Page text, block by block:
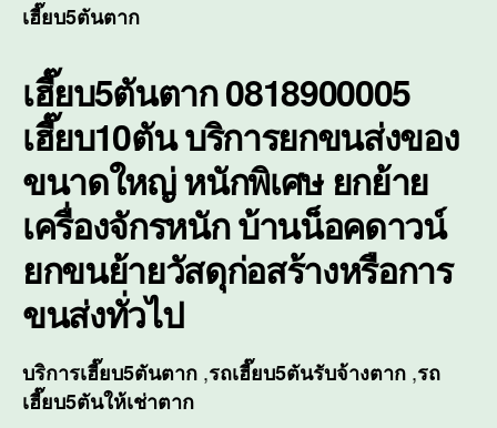
เฮี๊ยบ5ตันตาก
เฮี๊ยบ5ตันตาก 0818900005
เฮี๊ยบ10ตัน บริการยกขนส่งของ
ขนาดใหญ่ หนักพิเศษ ยกย้าย
เครื่องจักรหนัก บ้านน็อคดาวน์
ยกขนย้ายวัสดุก่อสร้างหรือการ
ขนส่งทั่วไป
บริการเฮี๊ยบ5ตันตาก ,รถเฮี๊ยบ5ตันรับจ้างตาก ,รถ
เฮี๊ยบ5ตันให้เช่าตาก